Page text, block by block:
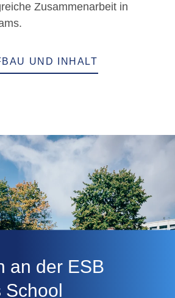
Zusammenarbeit in
UND INHALT
an der ESB
School